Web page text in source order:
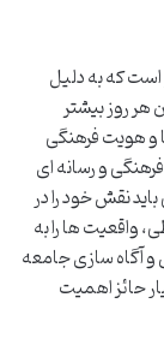
است که به دلیل
هر روز بیشتر
و هویت فرهنگی
و رسانه ای
نقش خود را در
واقعیت ها را به
و آگاه سازی جامعه
حائز اهمیت